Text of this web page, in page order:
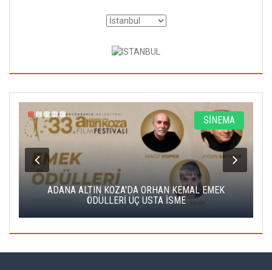
SİNEMA
ADANA ALTIN KOZA'DA ORHAN KEMAL EMEK
ÖDÜLLERİ ÜÇ USTA İSME